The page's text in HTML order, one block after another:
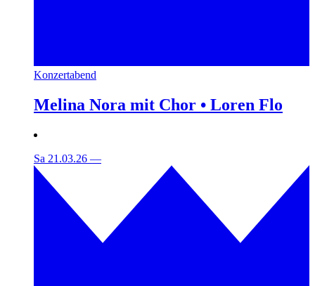
Konzertabend
Melina Nora mit Chor • Loren Flo
Sa 21.03.26 —